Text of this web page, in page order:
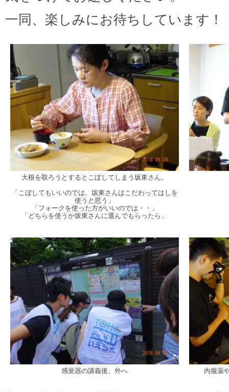
一同、楽しみにお待ちしています！
大根を取ろうとするとこぼしてしまう坂東さん。
「こぼしてもいいのでは。坂東さんはこだわってはしを
使うと思う」
「フォークを使った方がいいのでは・・」
「どちらを使うか坂東さんに選んでもらったら」
感覚器の講義後、外へ 内服薬